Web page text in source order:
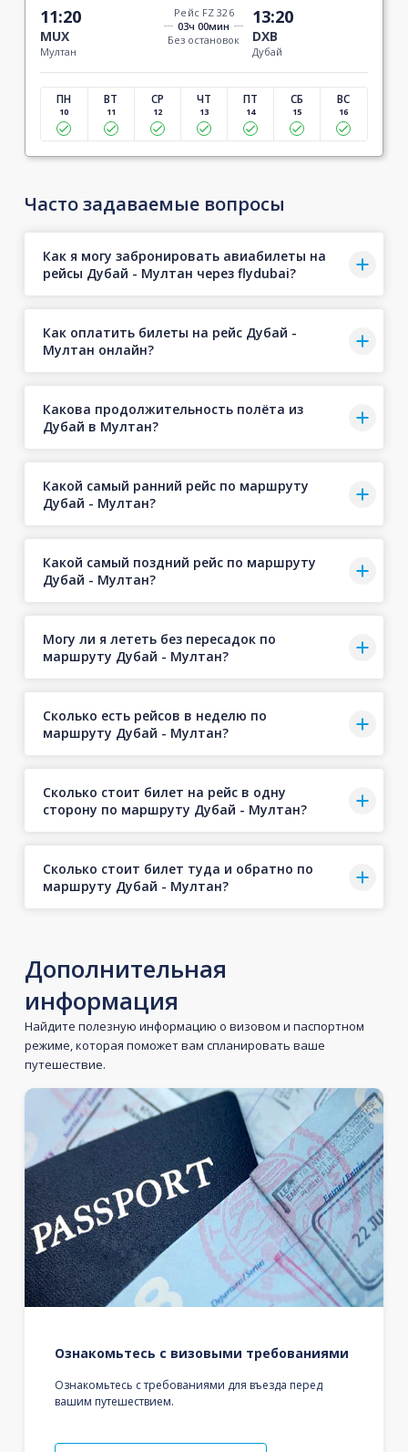
11:20
MUX
Мултан
Рейс FZ 326
03ч 00мин
Без остановок
13:20
DXB
Дубай
ПН
10
ВТ
11
СР
12
ЧТ
13
ПТ
14
СБ
15
ВС
16
Часто задаваемые вопросы
Как я могу забронировать авиабилеты на
рейсы Дубай - Мултан через flydubai?
Как оплатить билеты на рейс Дубай -
Мултан онлайн?
Какова продолжительность полёта из
Дубай в Мултан?
Какой самый ранний рейс по маршруту
Дубай - Мултан?
Какой самый поздний рейс по маршруту
Дубай - Мултан?
Могу ли я лететь без пересадок по
маршруту Дубай - Мултан?
Сколько есть рейсов в неделю по
маршруту Дубай - Мултан?
Сколько стоит билет на рейс в одну
сторону по маршруту Дубай - Мултан?
Сколько стоит билет туда и обратно по
маршруту Дубай - Мултан?
Дополнительная
информация
Найдите полезную информацию о визовом и паспортном
режиме, которая поможет вам спланировать ваше
путешествие.
Ознакомьтесь с визовыми требованиями
Ознакомьтесь с требованиями для въезда перед
вашим путешествием.